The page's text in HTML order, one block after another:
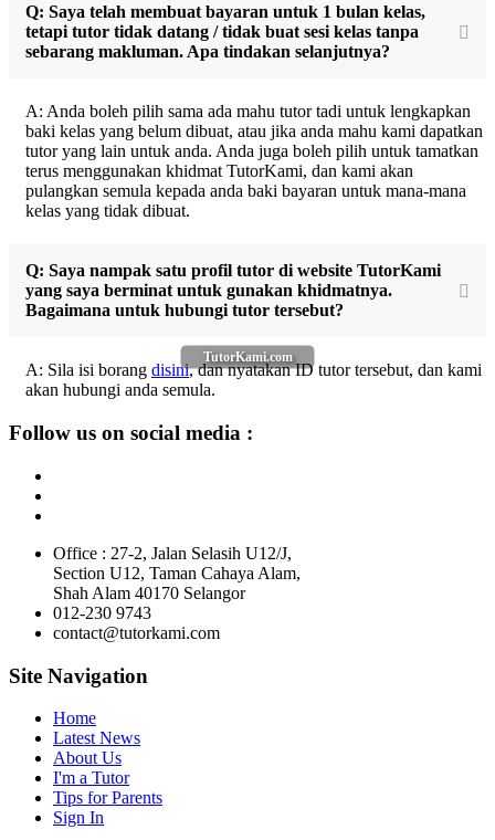
TutorKami.com
Q: Saya telah membuat bayaran untuk 1 bulan kelas,
tetapi tutor tidak datang / tidak buat sesi kelas tanpa
sebarang makluman. Apa tindakan selanjutnya?
A: Anda boleh pilih sama ada mahu tutor tadi untuk lengkapkan
baki kelas yang belum dibuat, atau jika anda mahu kami dapatkan
tutor yang lain untuk anda. Anda juga boleh pilih untuk tamatkan
terus menggunakan khidmat TutorKami, dan kami akan
pulangkan semula kepada anda baki bayaran untuk mana-mana
kelas yang tidak dibuat.
Q: Saya nampak satu profil tutor di website TutorKami
yang saya berminat untuk gunakan khidmatnya.
Bagaimana untuk hubungi tutor tersebut?
A: Sila isi borang disini, dan nyatakan ID tutor tersebut, dan kami
akan hubungi anda semula.
Follow us on social media :
Office : 27-2, Jalan Selasih U12/J,
Section U12, Taman Cahaya Alam,
Shah Alam 40170 Selangor
012-230 9743
contact@tutorkami.com
Site Navigation
Home
Latest News
About Us
I'm a Tutor
Tips for Parents
Sign In